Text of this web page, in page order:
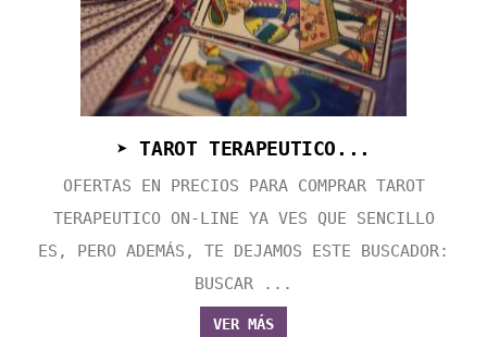
➤ TAROT TERAPEUTICO...
OFERTAS EN PRECIOS PARA COMPRAR TAROT
TERAPEUTICO ON-LINE YA VES QUE SENCILLO
ES, PERO ADEMÁS, TE DEJAMOS ESTE BUSCADOR:
BUSCAR ...
VER MÁS